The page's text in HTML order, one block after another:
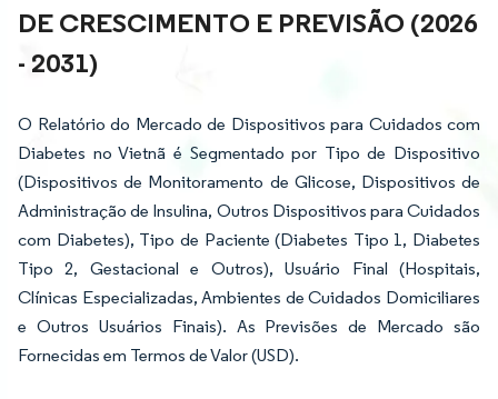
DE CRESCIMENTO E PREVISÃO (2026
- 2031)
O Relatório do Mercado de Dispositivos para Cuidados com
Diabetes no Vietnã é Segmentado por Tipo de Dispositivo
(Dispositivos de Monitoramento de Glicose, Dispositivos de
Administração de Insulina, Outros Dispositivos para Cuidados
com Diabetes), Tipo de Paciente (Diabetes Tipo 1, Diabetes
Tipo 2, Gestacional e Outros), Usuário Final (Hospitais,
Clínicas Especializadas, Ambientes de Cuidados Domiciliares
e Outros Usuários Finais). As Previsões de Mercado são
Fornecidas em Termos de Valor (USD).